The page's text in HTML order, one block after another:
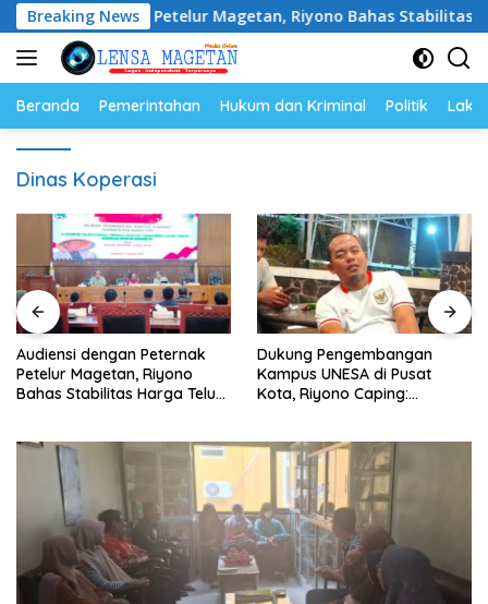
Langsung
ke
konten
Breaking News
Petelur Magetan, Riyono Bahas Stabilitas Harga
Beranda Pemerintahan Hukum dan Kriminal Politik
Dinas Koperasi
Audiensi dengan Peternak
Petelur Magetan, Riyono
Bahas Stabilitas Harga Telur
Dukung Pengembangan
Kampus UNESA di Pusat
Kota, Riyono Caping: